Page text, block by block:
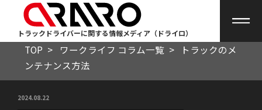
トラックドライバーに関する情報メディア（ドライロ）
TOP > ワークライフ コラム一覧 >
トラックのメ
ンテナンス方法
2024.08.22